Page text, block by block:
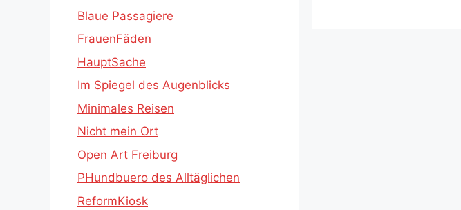
Blaue Passagiere
FrauenFäden
HauptSache
Im Spiegel des Augenblicks
Minimales Reisen
Nicht mein Ort
Open Art Freiburg
PHundbuero des Alltäglichen
ReformKiosk